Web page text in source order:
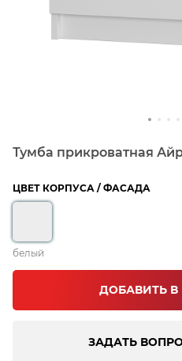
Тумба прикроватная
ЦВЕТ КОРПУСА / ФАСАДА
белый
ДОБАВИТЬ В
ЗАДАТЬ